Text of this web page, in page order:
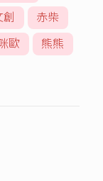
赤柴
歐
熊熊